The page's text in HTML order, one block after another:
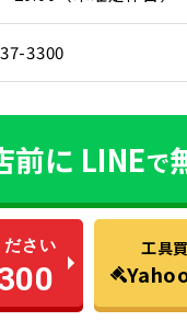
3300
前に LINEで
さい 工具